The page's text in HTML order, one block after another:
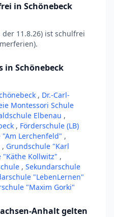
in Schönebeck
11.8.26) ist schulfrei
in Schönebeck
, Dr.-Carl-
Montessori Schule
Elbenau ,
, Förderschule (LB)
Lerchenfeld" ,
, Grundschule "Karl
"Käthe Kollwitz" ,
, Sekundarschule
"LebenLernen"
"Maxim Gorki"
Anhalt gelten